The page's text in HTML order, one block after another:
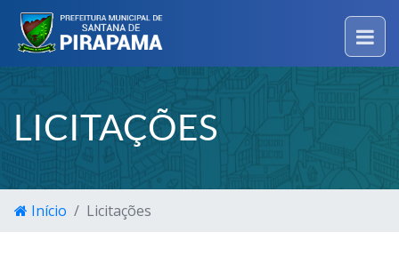
LICITAÇÕES
Início Licitações